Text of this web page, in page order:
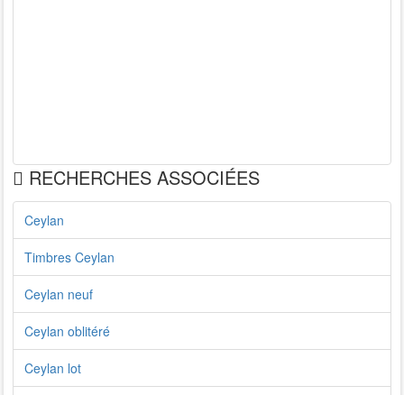
RECHERCHES ASSOCIÉES
Ceylan
Timbres Ceylan
Ceylan neuf
Ceylan oblitéré
Ceylan lot